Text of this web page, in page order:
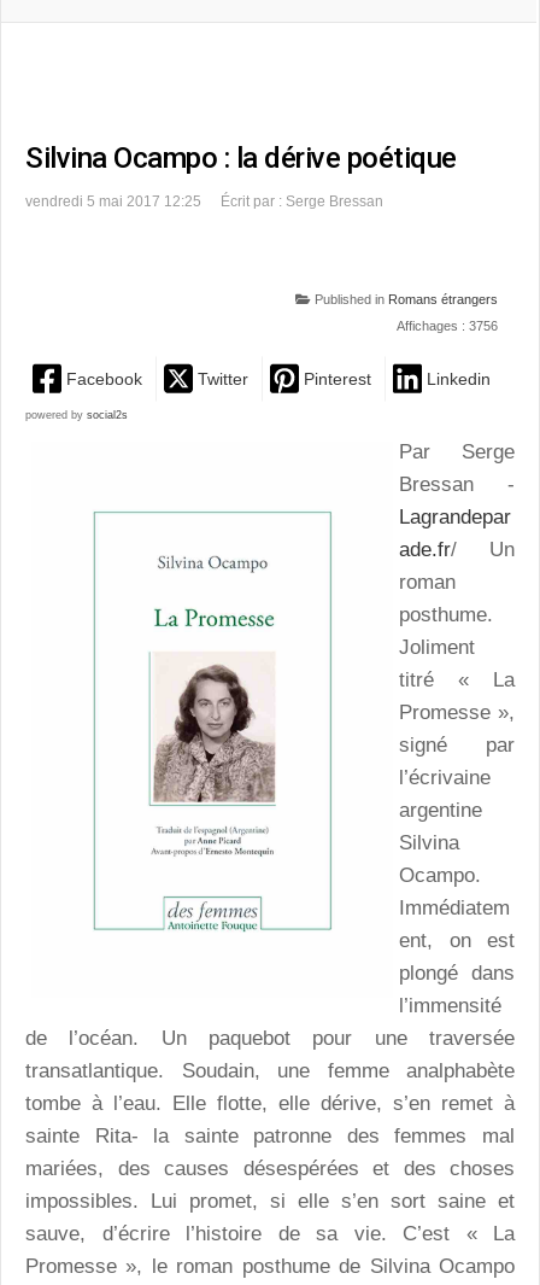
Silvina Ocampo : la dérive poétique
vendredi 5 mai 2017 12:25 Écrit par : Serge Bressan
Published in Romans étrangers
Affichages : 3756
Facebook Twitter Pinterest Linkedin
powered by social2s
Par Serge
Bressan -
Lagrandepar
ade.fr/ Un
roman
posthume.
Joliment
titré « La
Promesse »,
signé par
l’écrivaine
argentine
Silvina
Ocampo.
Immédiatem
ent, on est
plongé dans
l’immensité
de l’océan. Un paquebot pour une traversée
transatlantique. Soudain, une femme analphabète
tombe à l’eau. Elle flotte, elle dérive, s’en remet à
sainte Rita- la sainte patronne des femmes mal
mariées, des causes désespérées et des choses
impossibles. Lui promet, si elle s’en sort saine et
sauve, d’écrire l’histoire de sa vie. C’est « La
Promesse », le roman posthume de Silvina Ocampo